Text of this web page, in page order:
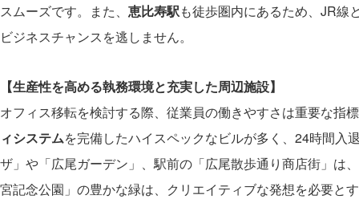
スムーズです。また、 恵比寿駅も徒歩圏内にあるため、JR線
ビジネスチャンスを逃しません。
【生産性を高める執務環境と充実した周辺施設】
オフィス移転を検討する際、従業員の働きやすさは重要な指
ィシステムを完備したハイスペックなビルが多く、24時間入
ザ」や「広尾ガーデン」、駅前の「広尾散歩通り商店街」は
宮記念公園」の豊かな緑は、クリエイティブな発想を必要と